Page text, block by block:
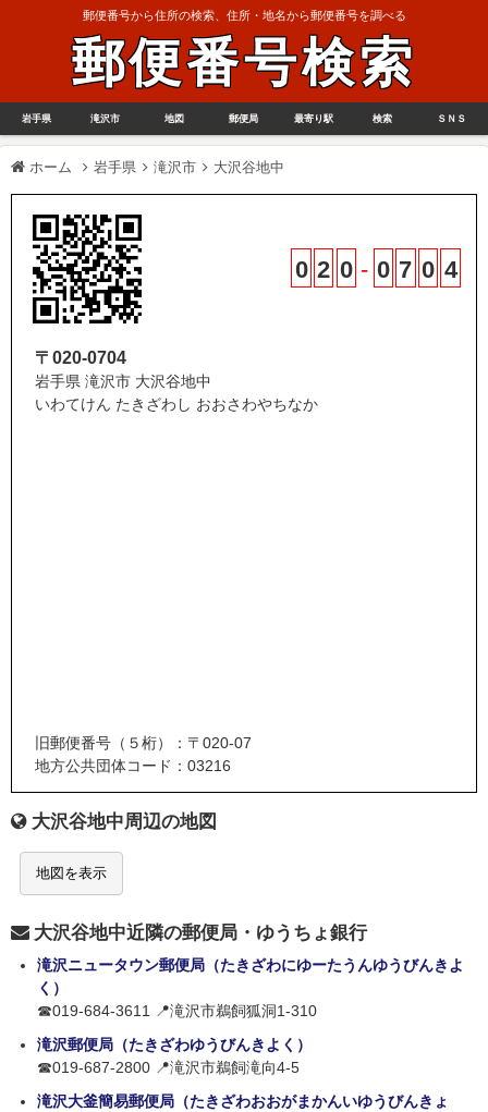
郵便番号から住所の検索、住所・地名から郵便番号を調べる
郵便番号検索
岩手県 滝沢市 地図 郵便局 最寄り駅 検索 ＳＮＳ
ホーム 岩手県 滝沢市 大沢谷地中
0 2 0 - 0 7 0 4
〒020-0704
岩手県 滝沢市 大沢谷地中
いわてけん たきざわし おおさわやちなか
旧郵便番号（５桁）：〒020-07
地方公共団体コード：03216
大沢谷地中周辺の地図
地図を表示
大沢谷地中近隣の郵便局・ゆうちょ銀行
滝沢ニュータウン郵便局（たきざわにゆーたうんゆうびんきよ
く）
☎019-684-3611 📍滝沢市鵜飼狐洞1-310
滝沢郵便局（たきざわゆうびんきよく）
☎019-687-2800 📍滝沢市鵜飼滝向4-5
滝沢大釜簡易郵便局（たきざわおおがまかんいゆうびんきょ